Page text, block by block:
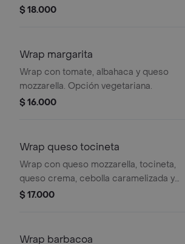
dulce, zanahoria, pasta de tomate.
tanto no se pueden
realizar modificaciones en los
ingredientes.
$ 18.000
Wrap margarita
Wrap con tomate, albahaca y queso
mozzarella. Opción vegetariana.
$ 16.000
Wrap queso tocineta
Wrap con queso mozzarella, tocineta,
queso crema, cebolla caramelizada y
espinaca.
$ 17.000
Wrap barbacoa